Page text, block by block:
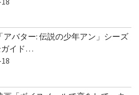
バター: 伝説の少年アン」シーズ
ガイド…